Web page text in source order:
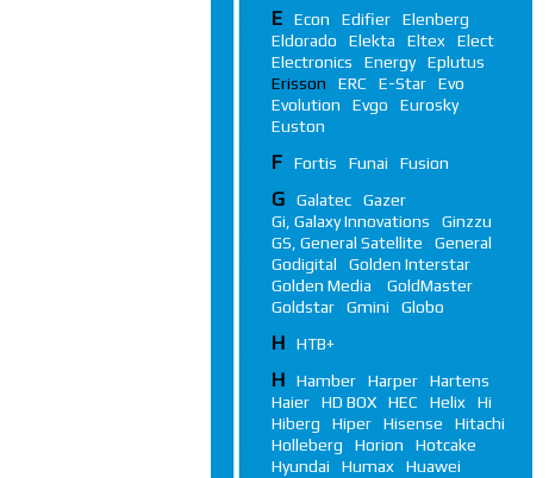
E Econ Edifier
Elenberg
Eldorado
Elekta Eltex
Elect
Electronics
Energy
Eplutus
Erisson
ERC E-Star
Evo
Evolution
Evgo
Eurosky
Euston
F Fortis Funai Fusion
G Galatec
Gazer
Gi, Galaxy Innovations
Ginzzu
GS, General Satellite
General
Godigital
Golden Interstar
Golden Media
GoldMaster
Goldstar
Gmini Globo
Н НТВ+
H Hamber Harper
Hartens
Haier
HD BOX HEC Helix
Hi
Hiberg
Hiper Hisense
Hitachi
Holleberg
Horion
Hotcake
Hyundai
Humax Huawei